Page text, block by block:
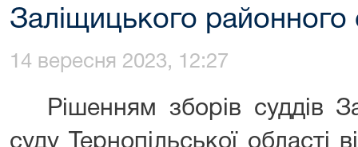
Заліщицького районного
14 вересня 2023, 12:27
Рішенням зборів суддів
суду Тернопільської області